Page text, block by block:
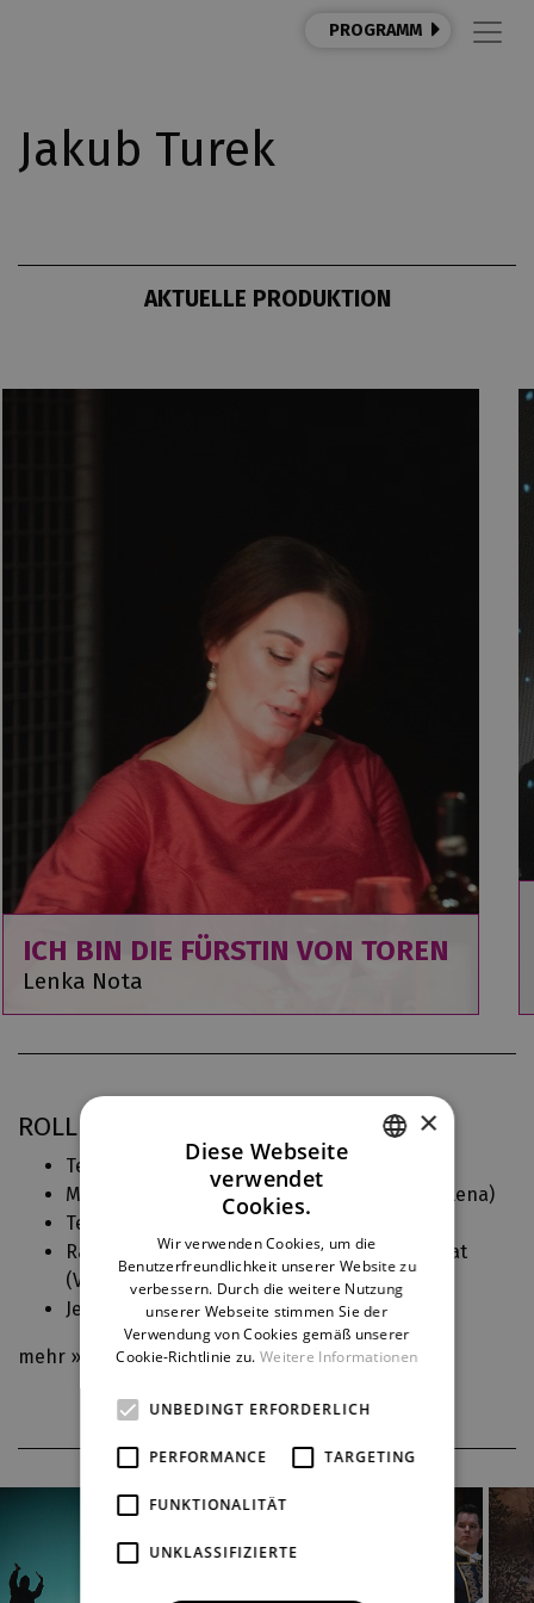
PROGRAMM
Jakub Turek
AKTUELLE PRODUKTION
ICH BIN DIE FÜRSTIN VON TOREN
Lenka Nota
ROLLEN IN DJKT
Tenor ( Jsem kněžna bláznů)
Muži z Magury, Vratko (zpěv) (
Radúz a Mahulena)
Tenor 2 (
Raoul de Saint-Brioche, francouzský diplomat
(Veselá vdova
Jean (
Šelma sedlák)
mehr »
GERMAN
×
Diese Webseite
verwendet
Cookies.
Wir verwenden Cookies, um die
Benutzerfreundlichkeit unserer Website zu
verbessern. Durch die weitere Nutzung
unserer Webseite stimmen Sie der
Verwendung von Cookies gemäß unserer
Cookie-Richtlinie zu. Weitere Informationen
UNBEDINGT ERFORDERLICH
PERFORMANCE TARGETING
FUNKTIONALITÄT
UNKLASSIFIZIERTE